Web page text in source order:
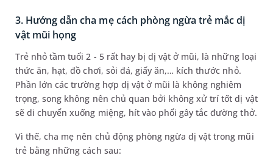
3. Hướng dẫn cha mẹ cách phòng ngừa trẻ mắc dị
vật mũi họng
Trẻ nhỏ tầm tuổi 2 - 5 rất hay bị dị vật ở mũi, là những loại
thức ăn, hạt, đồ chơi, sỏi đá, giấy ăn,… kích thước nhỏ.
Phần lớn các trường hợp dị vật ở mũi là không nghiêm
trọng, song không nên chủ quan bởi không xử trí tốt dị vật
sẽ di chuyển xuống miệng, hít vào phổi gây tắc đường thở.
Vì thế, cha mẹ nên chủ động phòng ngừa dị vật trong mũi
trẻ bằng những cách sau: